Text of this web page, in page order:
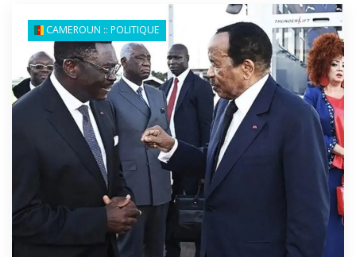
CAMEROUN :: POLITIQUE